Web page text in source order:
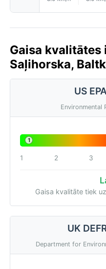
Gaisa kvalitātes
Saļihorska,
US
Environmental
1
1 2 3
Gaisa kvalitāte tiek
UK
Department for